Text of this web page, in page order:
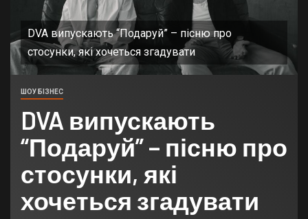
DVA випускають “Подаруй” – пісню про
стосунки, які хочеться згадувати
ШОУ БІЗНЕС
DVA випускають
“Подаруй” – пісню про
стосунки, які
хочеться згадувати